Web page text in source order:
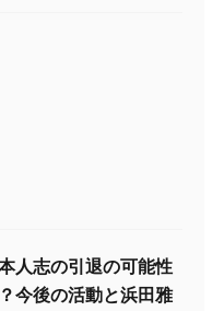
人志の引退の可能性
今後の活動と浜田雅